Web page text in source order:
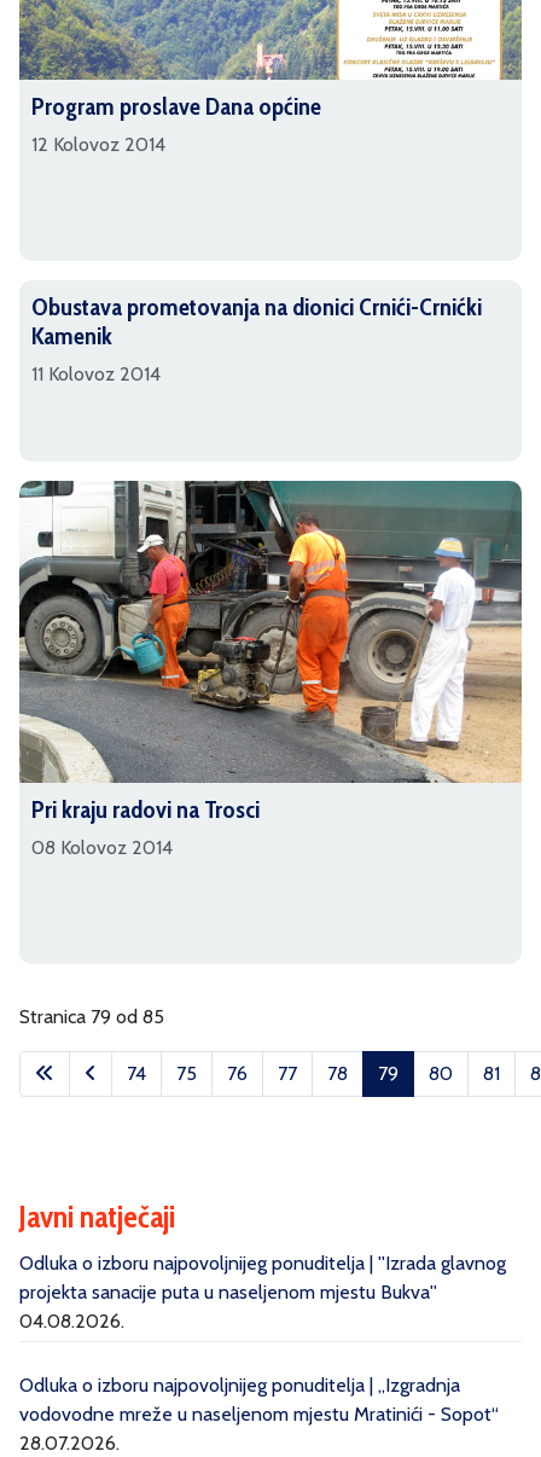
Program proslave Dana općine
12 Kolovoz 2014
Obustava prometovanja na dionici Crnići-Crnićki
Kamenik
11 Kolovoz 2014
Pri kraju radovi na Trosci
08 Kolovoz 2014
Stranica 79 od 85
74 75 76 77 78 79 80 81
Javni natječaji
Odluka o izboru najpovoljnijeg ponuditelja | ''Izrada glavnog
projekta sanacije puta u naseljenom mjestu Bukva''
04.08.2026.
Odluka o izboru najpovoljnijeg ponuditelja | „Izgradnja
vodovodne mreže u naseljenom mjestu Mratinići - Sopot“
28.07.2026.